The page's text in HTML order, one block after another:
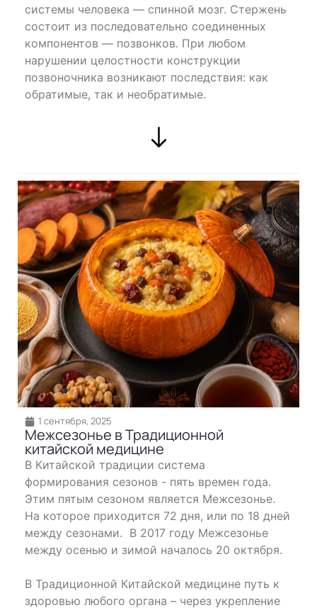
системы человека — спинной мозг. Стержень
состоит из последовательно соединенных
компонентов — позвонков. При любом
нарушении целостности конструкции
позвоночника возникают последствия: как
обратимые, так и необратимые.
1 сентября, 2025
Межсезонье в Традиционной
китайской медицине
В Китайской традиции система
формирования сезонов - пять времен года.
Этим пятым сезоном является Межсезонье.
На которое приходится 72 дня, или по 18 дней
между сезонами. В 2017 году Межсезонье
между осенью и зимой началось 20 октября.
В Традиционной Китайской медицине путь к
здоровью любого органа – через укрепление